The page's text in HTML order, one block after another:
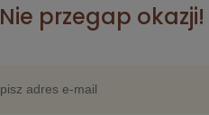
Nie przegap okazji!